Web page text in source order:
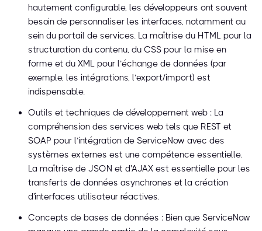
hautement configurable, les développeurs ont souvent
besoin de personnaliser les interfaces, notamment au
sein du portail de services. La maîtrise du HTML pour la
structuration du contenu, du CSS pour la mise en
forme et du XML pour l’échange de données (par
exemple, les intégrations, l’export/import) est
indispensable.
Outils et techniques de développement web : La
compréhension des services web tels que REST et
SOAP pour l’intégration de ServiceNow avec des
systèmes externes est une compétence essentielle.
La maîtrise de JSON et d'AJAX est essentielle pour les
transferts de données asynchrones et la création
d'interfaces utilisateur réactives.
Concepts de bases de données : Bien que ServiceNow